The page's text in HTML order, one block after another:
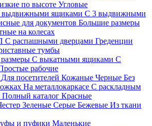
по высоте Угловые
выдвижными ящиками С 3 выдвижными
для документов Большие размеры
на колесах
С распашными дверцами Греденции
тумбы
С выкатными ящиками С
рабочие
Для посетителей Кожаные Черные Без
На металлокаркасе С раскладным
Полный каталог Красные
Зеленые Серые Бежевые Из ткани
и пуфики Маленькие